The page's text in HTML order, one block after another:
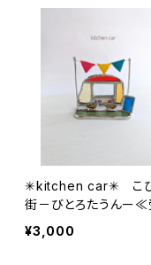
✳︎kitchen car✳︎ こ
街－びとろたうんー≪
生産≫
¥3,000